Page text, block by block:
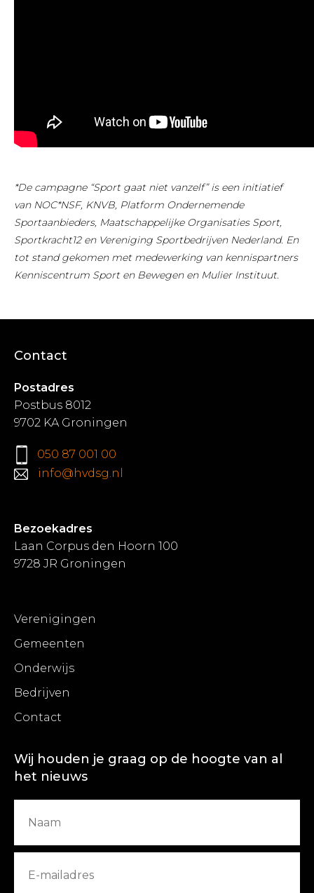
*De campagne “Sport gaat niet vanzelf” is een initiatief
van NOC*NSF, KNVB, Platform Ondernemende
Sportaanbieders, Maatschappelijke Organisaties Sport,
Sportkracht12 en Vereniging Sportbedrijven Nederland. En
tot stand gekomen met medewerking van kennispartners
Kenniscentrum Sport en Bewegen en Mulier Instituut.
Contact
Postadres
Postbus 8012
9702 KA Groningen
050 87 001 00
info@hvdsg.nl
Bezoekadres
Laan Corpus den Hoorn 100
9728 JR Groningen
Verenigingen
Gemeenten
Onderwijs
Bedrijven
Contact
Wij houden je graag op de hoogte van al
het nieuws